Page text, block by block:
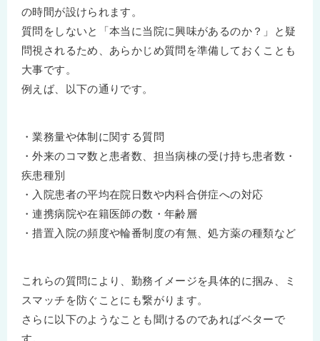
の時間が設けられます。
質問をしないと「本当に当院に興味があるのか？」と疑
問視されるため、あらかじめ質問を準備しておくことも
大事です。
例えば、以下の通りです。
・業務量や体制に関する質問
・外来のコマ数と患者数、担当病棟の受け持ち患者数・
疾患種別
・入院患者の平均在院日数や内科合併症への対応
・連携病院や在籍医師の数・年齢層
・措置入院の頻度や輪番制度の有無、処方薬の種類など
これらの質問により、勤務イメージを具体的に掴み、ミ
スマッチを防ぐことにも繋がります。
さらに以下のようなことも聞けるのであればベターで